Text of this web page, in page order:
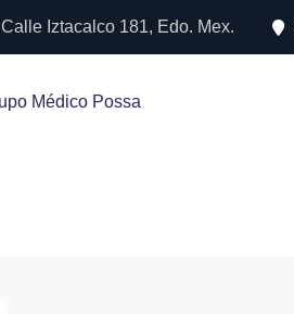
Calle Iztacalco 181, Edo. Mex.